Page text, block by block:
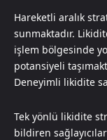
Hareketli aralık
sunmaktadır.
işlem bölgesinde
potansiyeli
Deneyimli likidite
Tek yönlü likidite
bildiren